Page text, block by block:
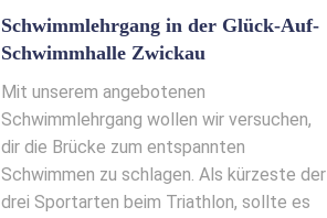
Schwimmlehrgang in der Glück-Auf-
Schwimmhalle Zwickau
Mit unserem angebotenen
Schwimmlehrgang wollen wir versuchen,
dir die Brücke zum entspannten
Schwimmen zu schlagen. Als kürzeste der
drei Sportarten beim Triathlon, sollte es